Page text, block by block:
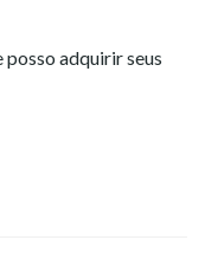
posso adquirir seus